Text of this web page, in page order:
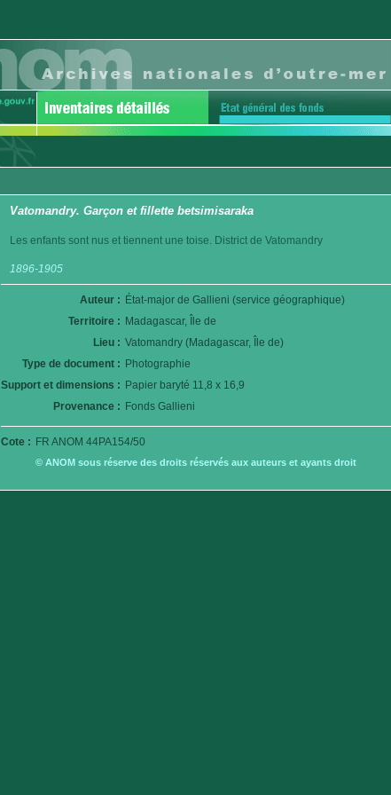
Vatomandry. Garçon et fillette betsimisaraka
Les enfants sont nus et tiennent une toise. District de Vatomandry
1896-1905
Auteur : État-major de Gallieni (service géographique)
Territoire : Madagascar, Île de
Lieu : Vatomandry (Madagascar, Île de)
Type de document : Photographie
Support et dimensions : Papier baryté 11,8 x 16,9
Provenance : Fonds Gallieni
Cote : FR ANOM 44PA154/50
© ANOM sous réserve des droits réservés aux auteurs et ayants droit